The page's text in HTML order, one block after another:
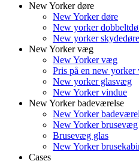
New Yorker døre
New Yorker døre
New yorker
New yorker skydedøre
New Yorker væg
New Yorker væg
Pris på en new
New yorker glasvæg
New Yorker vindue
New Yorker badeværelse
New Yorker
New Yorker brusevæg
Brusevæg glas
New Yorker
Cases